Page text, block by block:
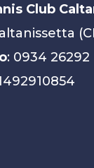
Club
: 0934 26292